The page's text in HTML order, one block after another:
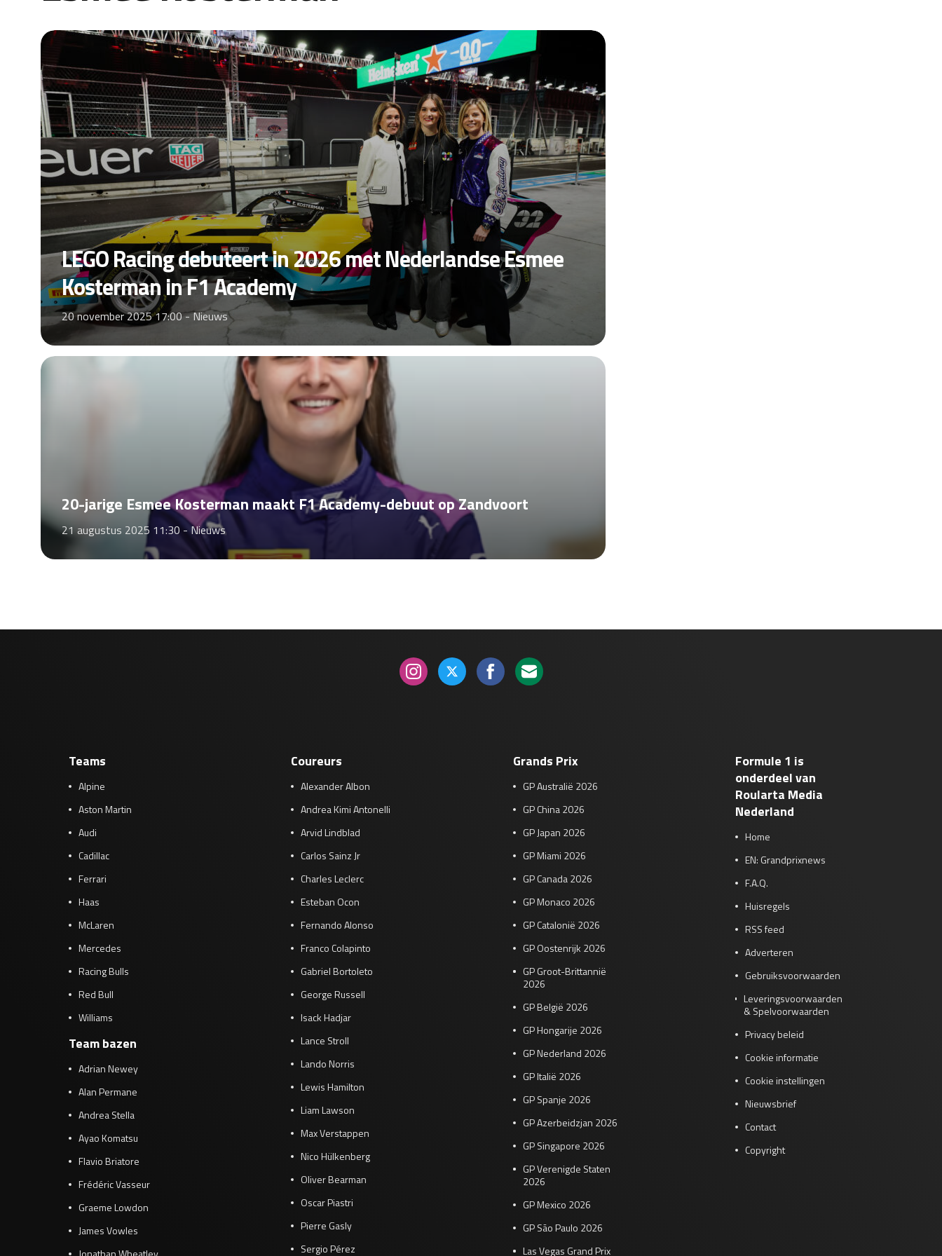
LEGO Racing debuteert in 2026 met Nederlandse Esmee
Kosterman in F1 Academy
20 november 2025 17:00 -Nieuws
20-jarige Esmee Kosterman maakt F1 Academy-debuut op Zandvoort
21 augustus 2025 11:30 -Nieuws
Teams
Alpine
Aston Martin
Audi
Cadillac
Ferrari
Haas
McLaren
Mercedes
Racing Bulls
Red Bull
Williams
Team bazen
Adrian Newey
Alan Permane
Andrea Stella
Ayao Komatsu
Flavio Briatore
Frédéric Vasseur
Graeme Lowdon
James Vowles
Coureurs
Alexander Albon
Andrea Kimi Antonelli
Arvid Lindblad
Carlos Sainz Jr
Charles Leclerc
Esteban Ocon
Fernando Alonso
Franco Colapinto
Gabriel Bortoleto
George Russell
Isack Hadjar
Lance Stroll
Lando Norris
Lewis Hamilton
Liam Lawson
Max Verstappen
Nico Hülkenberg
Oliver Bearman
Oscar Piastri
Pierre Gasly
Sergio Pérez
Grands Prix
GP Australië 2026
GP China 2026
GP Japan 2026
GP Miami 2026
GP Canada 2026
GP Monaco 2026
GP Catalonië 2026
GP Oostenrijk 2026
GP Groot-Brittannië
2026
GP België 2026
GP Hongarije 2026
GP Nederland 2026
GP Italië 2026
GP Spanje 2026
GP Azerbeidzjan 2026
GP Singapore 2026
GP Verenigde Staten
2026
GP Mexico 2026
GP São Paulo 2026
Las Vegas Grand Prix
Formule 1 is
onderdeel van
Roularta Media
Nederland
Home
EN: Grandprixnews
F.A.Q.
Huisregels
RSS feed
Adverteren
Gebruiksvoorwaarden
Leveringsvoorwaarden
& Spelvoorwaarden
Privacy beleid
Cookie informatie
Cookie instellingen
Nieuwsbrief
Contact
Copyright